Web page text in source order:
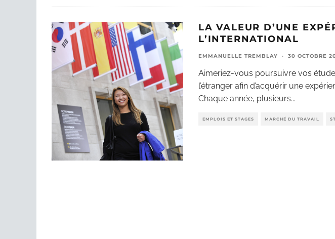
LA VALEUR D’UNE
L’INTERNATIONAL
EMMANUELLE TREMBLAY · 30 OCTOBRE
Aimeriez-vous poursuivre vos
l’étranger afin d’acquérir une
Chaque année, plusieurs...
EMPLOIS ET STAGES MARCHÉ DU TRAVAIL